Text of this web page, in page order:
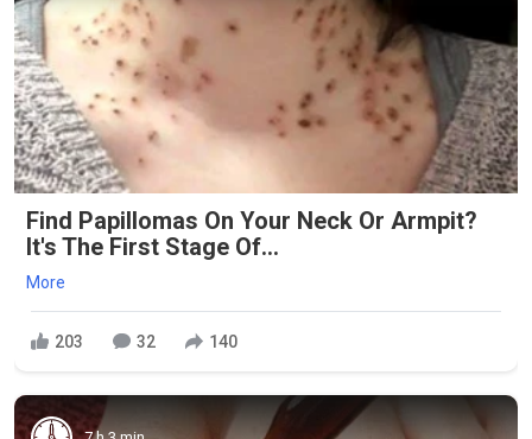
Find Papillomas On Your Neck Or Armpit?
It's The First Stage Of...
More
203 32 140